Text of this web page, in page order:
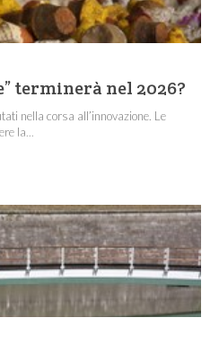
terminerà nel 2026?
nella corsa all’innovazione. Le
la...